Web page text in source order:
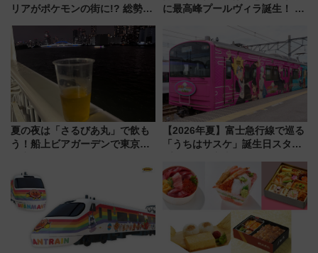
リアがポケモンの街に!? 総勢
リサーチ」本格謎解き・グッズ
情報まとめ
に最高峰プールヴィラ誕生！ 石
美旅「何もしない贅沢」を体験
してみない？
夏の夜は「さるびあ丸」で飲も
う！船上ビアガーデンで東京湾
杯……工場直送生ビールや島グ
ルメが美味い
【2026年夏】富士急行線で巡る
「うちはサスケ」誕生日スタン
定グルメ＆グッズ徹底ガイド